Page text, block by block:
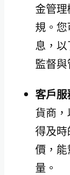
金管
規。
息，
監督與
客戶服
貨商
得及
價，
量。